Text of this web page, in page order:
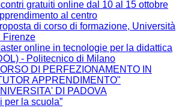
gratuiti online dal 10 al 15 ottobre
al centro
di corso di formazione, Università
Firenze
online in tecnologie per la didattica
- Politecnico di Milano
DI PERFEZIONAMENTO IN
APPRENDIMENTO"
DI PADOVA
per la scuola”